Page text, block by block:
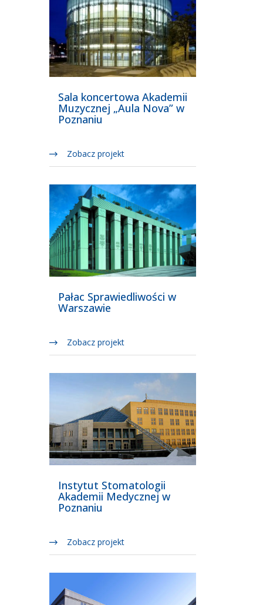
Sala koncertowa Akademii
Muzycznej „Aula Nova” w
Poznaniu
Zobacz projekt
Pałac Sprawiedliwości w
Warszawie
Zobacz projekt
Instytut Stomatologii
Akademii Medycznej w
Poznaniu
Zobacz projekt